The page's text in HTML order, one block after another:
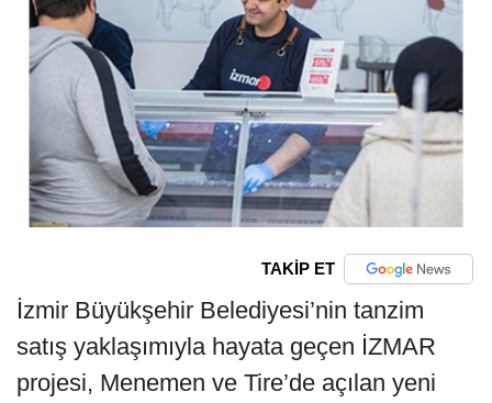
TAKİP ET
İzmir Büyükşehir Belediyesi’nin tanzim
satış yaklaşımıyla hayata geçen İZMAR
projesi, Menemen ve Tire’de açılan yeni